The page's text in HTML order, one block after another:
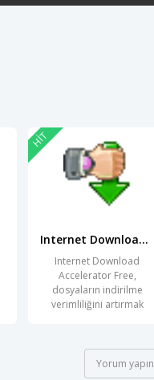
Internet Download Accelerator Free
Internet Download
Accelerator Free,
dosyaların indirilme
verimliliğini artırmak
HIT
Yorum yapın